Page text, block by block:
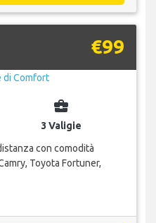
€99
business_center
3 Valigie
con comodità
Toyota Fortuner,